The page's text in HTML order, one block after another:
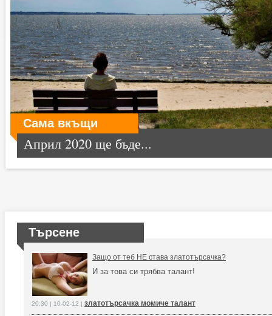
Сама вкъщи
Април 2020 ще бъде...
Търсене
Защо от теб НЕ става златотърсачка?
И за това си трябва талант!
20:30 | 10-02-12 | златотърсачка момиче талант